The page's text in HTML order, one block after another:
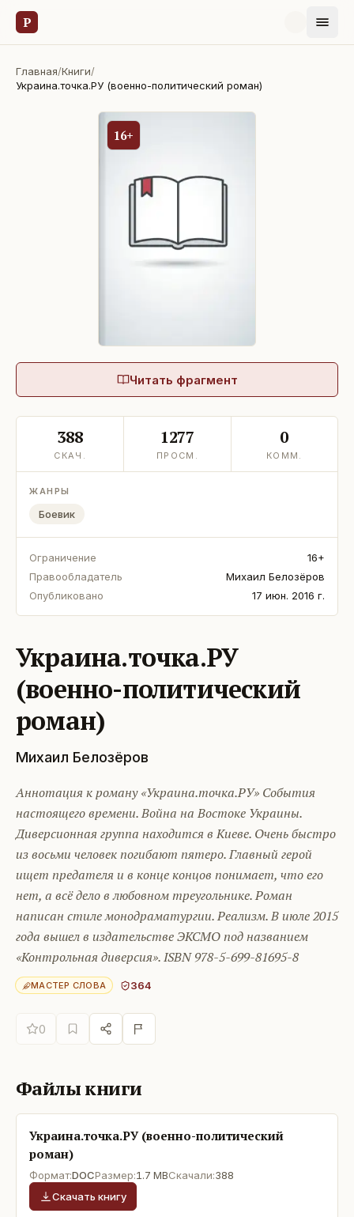
Р
Главная/Книги/
Украина.точка.РУ (военно-политический роман)
16+
Читать фрагмент
388
СКАЧ.
1277
ПРОСМ.
0
КОММ.
ЖАНРЫ
Боевик
Ограничение
16+
Правообладатель
Михаил Белозёров
Опубликовано
17 июн. 2016 г.
Украина.точка.РУ
(военно-политический
роман)
Михаил Белозёров
Аннотация к роману «Украина.точка.РУ» События
настоящего времени. Война на Востоке Украины.
Диверсионная группа находится в Киеве. Очень быстро
из восьми человек погибают пятеро. Главный герой
ищет предателя и в конце концов понимает, что его
нет, а всё дело в любовном треугольнике. Роман
написан стиле монодраматургии. Реализм. В июле 2015
года вышел в издательстве ЭКСМО под названием
«Контрольная диверсия». ISBN 978-5-699-81695-8
МАСТЕР СЛОВА 364
0
Файлы книги
Украина.точка.РУ (военно-политический
роман)
Формат:DOCРазмер:1.7 MBСкачали:388
Скачать книгу